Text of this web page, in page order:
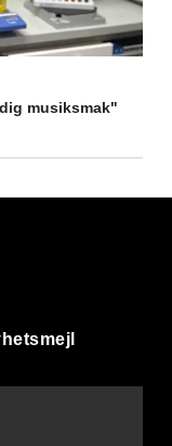
musiksmak"